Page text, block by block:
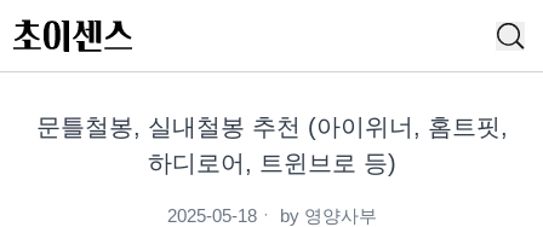
문틀철봉, 실내철봉 추천 (아이위너, 홈트핏,
하디로어, 트윈브로 등)
2025-05-18ㆍ by 영양사부